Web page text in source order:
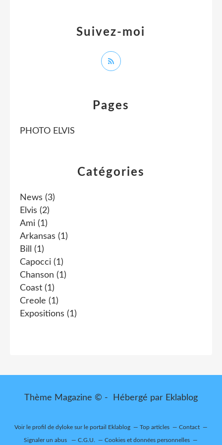
Catégories
News (3)
Elvis (2)
Ami (1)
Arkansas (1)
Bill
(1)
Capocci (1)
Chanson (1)
Coast (1)
Creole (1)
Expositions (1)
Pages
PHOTO ELVIS
Suivez-moi
Thème Magazine © - Hébergé par Eklablog
Voir le profil de dyloke sur le portail Eklablog Top articles Contact
Signaler un abus C.G.U. Cookies et données personnelles